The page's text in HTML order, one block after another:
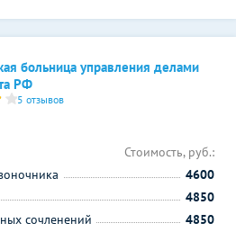
больница управления делами
РФ
5 отзывов
Стоимость, руб.:
4600
4850
сочленений
4850